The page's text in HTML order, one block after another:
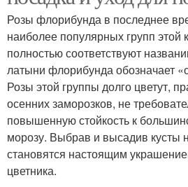
Розы флорибунда в последнее
наиболее популярных групп этой
полностью соответствуют
латыни флорибунда обозначает
Розы этой группы долго цветут,
осенних заморозков, не
повышенную стойкость к
морозу. Выбрав и высадив кусты
становятся настоящим
цветника.